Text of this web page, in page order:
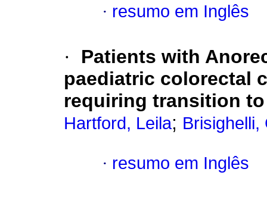
· resumo em Inglês
·
Patients with
paediatric colorectal
requiring transition
Hartford, Leila; Brisighelli,
· resumo em Inglês